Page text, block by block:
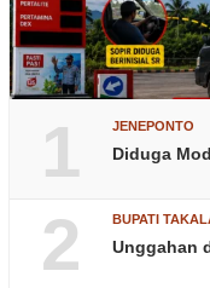
1 JENEPONTO
Diduga
2 BUPATI
Unggahan